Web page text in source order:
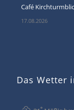
Café
17.08.2026
Das Wetter
°